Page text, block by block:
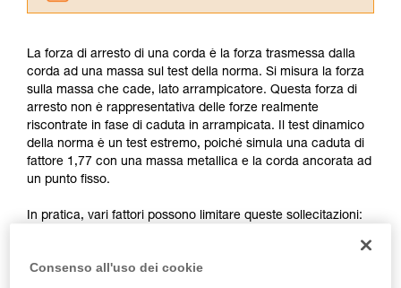
consultarlo. Dovete aver compreso le
informazioni dell’istruzione tecnica per poter
capire queste ulteriori informazioni.
La padronanza di queste tecniche richiede una
formazione ed un addestramento specifico.
Verificate con un professionista la vostra
capacità di rifare la manovra, da soli, in piena
sicurezza, prima di riprodurla autonomamente.
attività. Ne possono esistere altre che non
La forza di arresto di una corda è la forza trasmessa dalla
corda ad una massa sul test della norma. Si misura la forza
sulla massa che cade, lato arrampicatore. Questa forza di
arresto non è rappresentativa delle forze realmente
riscontrate in fase di caduta in arrampicata. Il test dinamico
della norma è un test estremo, poiché simula una caduta di
fattore 1,77 con una massa metallica e la corda ancorata ad
un punto fisso.
In pratica, vari fattori possono limitare queste sollecitazioni:
corda nel dispositivo di assicurazione, lo spostamento del
Consenso all'uso dei cookie